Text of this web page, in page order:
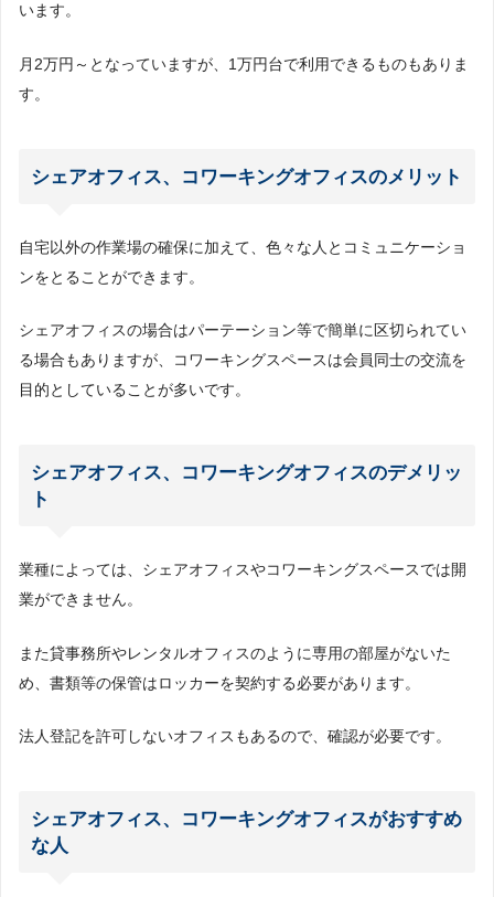
います。
月2万円～となっていますが、1万円台で利用できるものもありま
す。
シェアオフィス、コワーキングオフィスのメリット
自宅以外の作業場の確保に加えて、色々な人とコミュニケーショ
ンをとることができます。
シェアオフィスの場合はパーテーション等で簡単に区切られてい
る場合もありますが、コワーキングスペースは会員同士の交流を
目的としていることが多いです。
シェアオフィス、コワーキングオフィスのデメリッ
ト
業種によっては、シェアオフィスやコワーキングスペースでは開
業ができません。
また貸事務所やレンタルオフィスのように専用の部屋がないた
め、書類等の保管はロッカーを契約する必要があります。
法人登記を許可しないオフィスもあるので、確認が必要です。
シェアオフィス、コワーキングオフィスがおすすめ
な人